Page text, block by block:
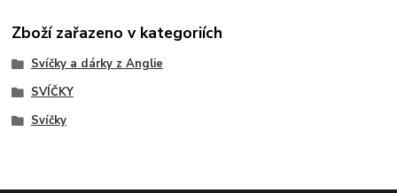
Zboží zařazeno v kategoriích
Svíčky a dárky z Anglie
SVÍČKY
Svíčky